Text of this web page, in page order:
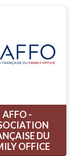
AFFO -
DU
OFFICE